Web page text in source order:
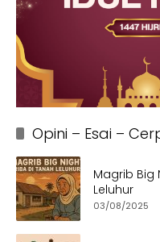
Opini – Esai –
Magrib Big
Leluhur
03/08/2025